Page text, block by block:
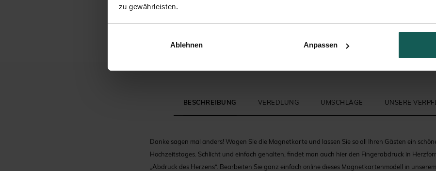
zu gewährleisten.
Ablehnen Anpassen
BESCHREIBUNG VEREDLUNG UMSCHLÄGE UNSERE
Danke sagen mal anders! Wagen Sie die Magnetkarte und lassen Sie so all Ihren Gästen ein
Hochzeitstages. Schlicht und einfach gehalten, findet man auch hier den Fingerabdruck in
„Abdruck des Herzens“. Bearbeiten Sie ganz einfach online dieses Magnetkartenmodell in